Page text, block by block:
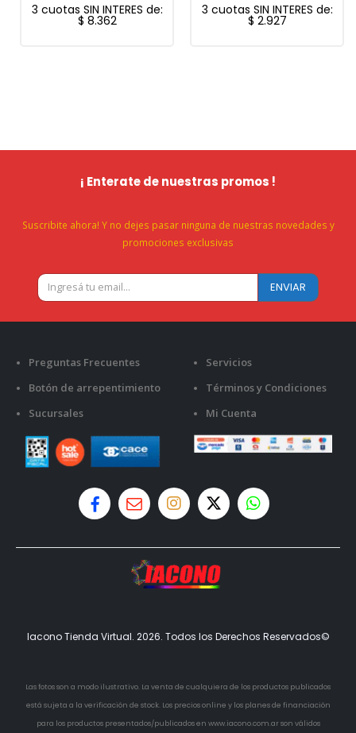
3 cuotas SIN INTERES de:
$ 8.362
3 cuotas SIN INTERES de:
$ 2.927
¡ Enterate de nuestras promos !
Suscribite ahora! Y no dejes pasar ninguna de nuestras novedades y
promociones exclusivas
Preguntas Frecuentes
Botón de arrepentimiento
Sucursales
Servicios
Términos y Condiciones
Mi Cuenta
Iacono Tienda Virtual. 2026. Todos los Derechos Reservados©
Las fotos son a modo ilustrativo. La venta de cualquiera de los productos publicados
está sujeta a la verificación de stock. Los precios online y los planes de financiación
para los productos presentados/publicados en www.iacono.com.ar son válidos